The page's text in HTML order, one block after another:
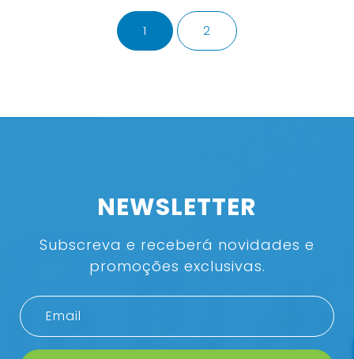
1 2
NEWSLETTER
Subscreva e receberá novidades e
promoções exclusivas.